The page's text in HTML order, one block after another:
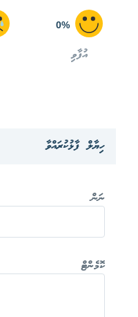
0%
އުފާވި
ހިޔާލް ފާޅުކުރައްވާ
ނަން
ކޮމެންޓް